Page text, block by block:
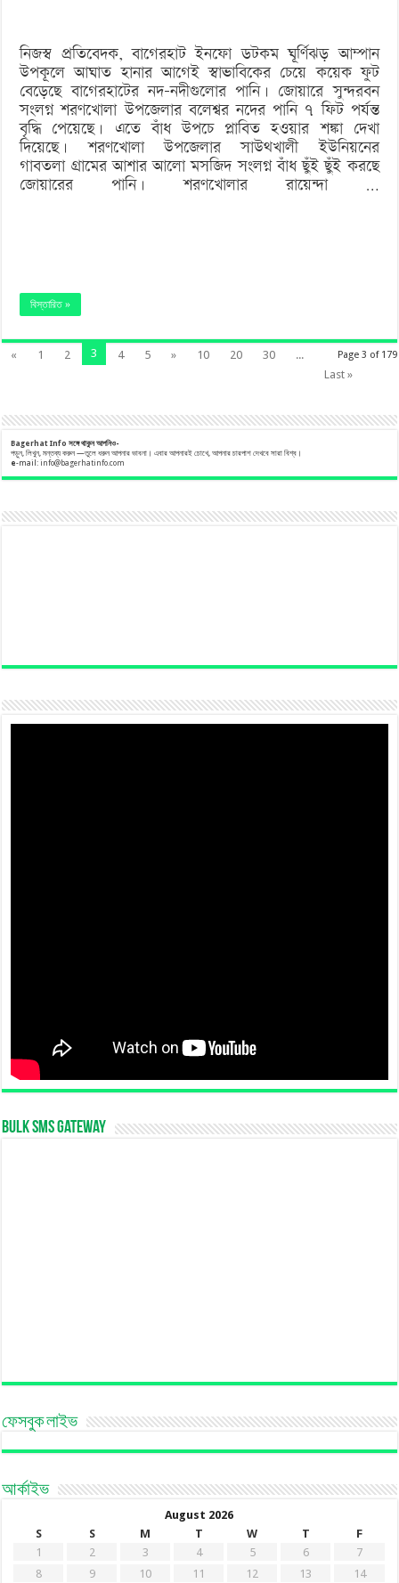
বেড়েছে
নিজস্ব প্রতিবেদক, বাগেরহাট ইনফো ডটকম ঘূর্ণিঝড় আম্পান
উপকূলে আঘাত হানার আগেই স্বাভাবিকের চেয়ে কয়েক ফুট
বেড়েছে বাগেরহাটের নদ-নদীগুলোর পানি। জোয়ারে সুন্দরবন
সংলগ্ন শরণখোলা উপজেলার বলেশ্বর নদের পানি ৭ ফিট পর্যন্ত
বৃদ্ধি পেয়েছে। এতে বাঁধ উপচে প্লাবিত হওয়ার শঙ্কা দেখা
দিয়েছে। শরণখোলা উপজেলার সাউথখালী ইউনিয়নের
গাবতলা গ্রামের আশার আলো মসজিদ সংলগ্ন বাঁধ ছুঁই ছুঁই করছে
জোয়ারের পানি। শরণখোলার রায়েন্দা …
বিস্তারিত »
Page 3 of 179
« 1 2 3 4 5 » 10 20 30
...
Last »
Bagerhat Info সঙ্গেথাকুনআপনিও-
পড়ুন, লিখুন, মন্তব্য করুন —তুলে ধরুন আপনার ভাবনা। এবার আপনারই চোখে, আপনার চারপাশ দেখবে সারা বিশ্ব।
e-mail:info@bagerhatinfo.com
Bulk SMS Gateway
ফেসবুক লাইভ
আর্কাইভ
August 2026
S
S M T W T
F
1
2 3 4 5 6
7
8
9 10 11 12 13
14